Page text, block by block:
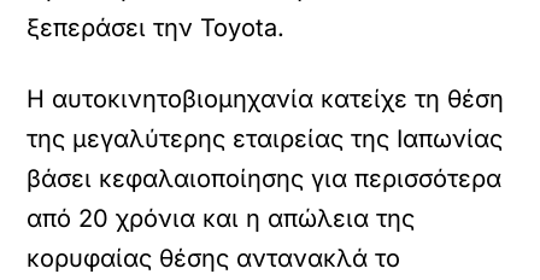
ξεπεράσει την Toyota.
Η αυτοκινητοβιομηχανία κατείχε τη θέση
της μεγαλύτερης εταιρείας της Ιαπωνίας
βάσει κεφαλαιοποίησης για περισσότερα
από 20 χρόνια και η απώλεια της
κορυφαίας θέσης αντανακλά το